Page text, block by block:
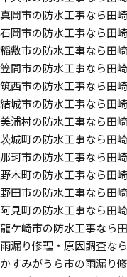
真岡市の防水工事なら田
石岡市の防水工事なら田
稲敷市の防水工事なら田
笠間市の防水工事なら田
筑西市の防水工事なら田
結城市の防水工事なら田
美浦村の防水工事なら田
茨城町の防水工事なら田
那珂市の防水工事なら田
野木町の防水工事なら田
野田市の防水工事なら田
阿見町の防水工事なら田
龍ケ崎市の防水工事なら
雨漏り修理・原因調査な
かすみがうら市の雨漏り